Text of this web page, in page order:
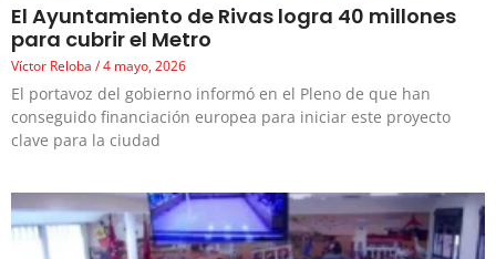
El Ayuntamiento de Rivas logra 40 millones
para cubrir el Metro
Víctor Reloba 4 mayo, 2026
El portavoz del gobierno informó en el Pleno de que han
conseguido financiación europea para iniciar este proyecto
clave para la ciudad